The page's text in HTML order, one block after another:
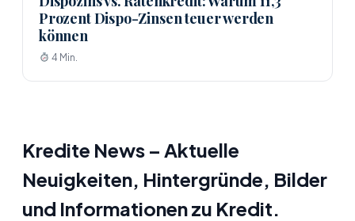
Prozent Dispo-Zinsen teuer werden
können
4 Min.
Kredite News – Aktuelle
Neuigkeiten, Hintergründe, Bilder
und Informationen zu Kredit.